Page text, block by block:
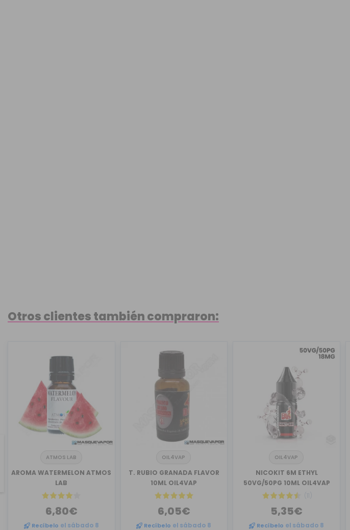
Otros clientes también compraron:
ATMOS LAB
AROMA WATERMELON ATMOS
LAB
6,80€
Recíbelo el sábado 8
OIL4VAP
T. RUBIO GRANADA FLAVOR
10ML OIL4VAP
6,05€
Recíbelo el sábado 8
OIL4VAP
NICOKIT 6M ETHYL
50VG/50PG 10ML OIL4VAP
(11)
5,35€
Recíbelo el sábado 8